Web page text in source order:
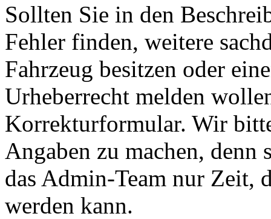
Sollten Sie in den
Fehler finden, weitere
Fahrzeug besitzen oder
Urheberrecht melden
Korrekturformular. Wir
Angaben zu machen,
das Admin-Team nur Zeit,
werden kann.